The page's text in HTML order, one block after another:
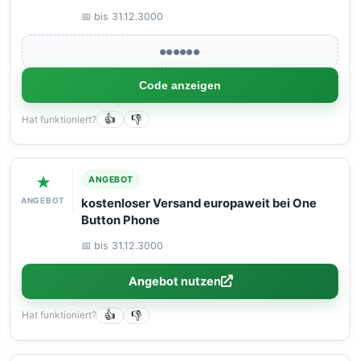
📅 bis 31.12.3000
●●●●●●
Code anzeigen
Hat funktioniert? 👍 👎
★
ANGEBOT
ANGEBOT
kostenloser Versand europaweit bei One
Button Phone
📅 bis 31.12.3000
Angebot nutzen
Hat funktioniert? 👍 👎